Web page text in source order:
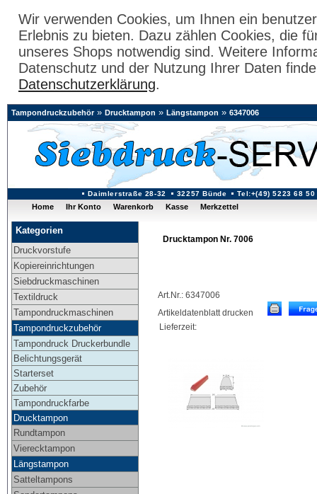
Wir verwenden Cookies, um Ihnen ein
Erlebnis zu bieten. Dazu zählen Cookies, die
unseres Shops notwendig sind. Weitere
Datenschutz und der Nutzung Ihrer Daten
Datenschutzerklärung.
Daimlerstraße 28-32 32257 Bünde Tel:+(49) 5223 68 50
Tampondruckzubehör» Drucktampon » Längstampon » 6347006
Home Ihr Konto Warenkorb Kasse Merkzettel
Kategorien
Druckvorstufe
Kopiereinrichtungen
Siebdruckmaschinen
Textildruck
Tampondruckmaschinen
Tampondruckzubehör
Tampondruck Druckerbundle
Belichtungsgerät
Starterset
Zubehör
Tampondruckfarbe
Drucktampon
Rundtampon
Vierecktampon
Längstampon
Satteltampons
Drucktampon Nr. 7006
Art.Nr.: 6347006
Artikeldatenblatt drucken
Lieferzeit: